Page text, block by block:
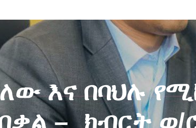
እና በባህሉ
– ክብርት ወ/